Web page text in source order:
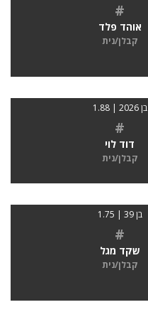
#
אוהד פלד
קבלן/נית
בן 2026 | 1.88
#
דוד לוי
קבלן/נית
בן 39 | 1.75
#
שקד מגל
קבלן/נית